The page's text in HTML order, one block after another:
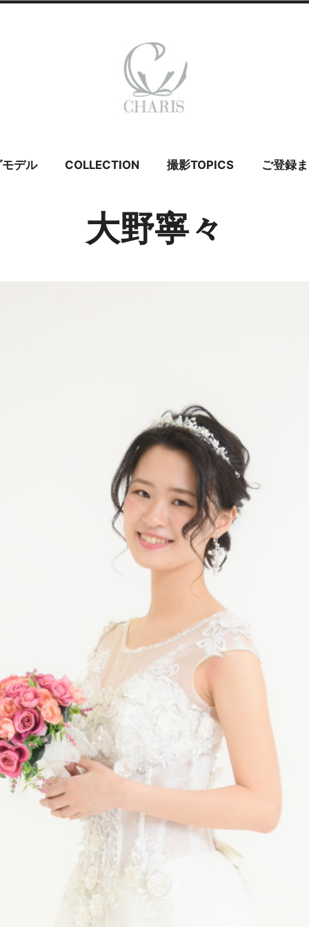
ス – ウェディ
デル COLLECTION 撮影TOPICS ご登録
大野寧々